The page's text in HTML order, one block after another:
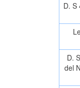
D. S
D.
del